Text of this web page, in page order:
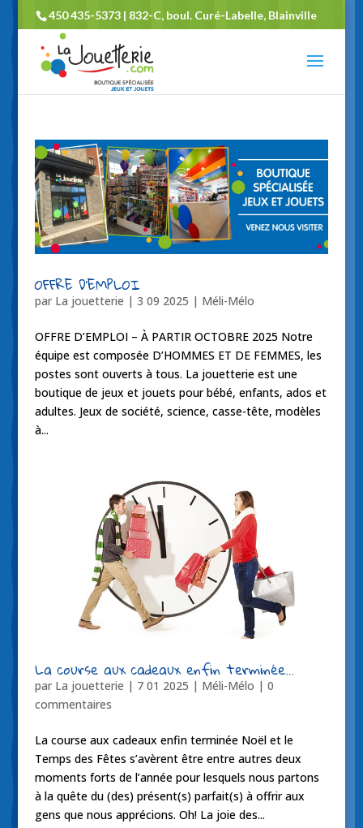
450 435-5373 | 832-C, boul. Curé-Labelle, Blainville
OFFRE D’EMPLOI
par La jouetterie | 3 09 2025 | Méli-Mélo
OFFRE D’EMPLOI – À PARTIR OCTOBRE 2025 Notre
équipe est composée D’HOMMES ET DE FEMMES, les
postes sont ouverts à tous. La jouetterie est une
boutique de jeux et jouets pour bébé, enfants, ados et
adultes. Jeux de société, science, casse-tête, modèles
à...
La course aux cadeaux enfin terminée…
par La jouetterie | 7 01 2025 | Méli-Mélo | 0
commentaires
La course aux cadeaux enfin terminée Noël et le
Temps des Fêtes s’avèrent être entre autres deux
moments forts de l’année pour lesquels nous partons
à la quête du (des) présent(s) parfait(s) à offrir aux
gens que nous apprécions. Oh! La joie des...